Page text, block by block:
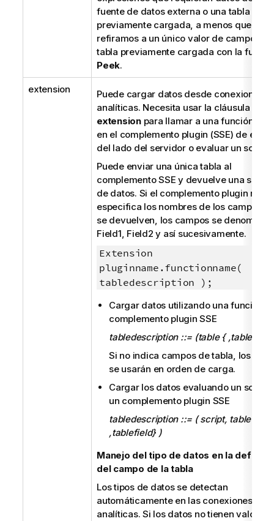
fuente de datos externa o una tabla
previamente cargada, a menos que nos
refiramos a un único valor de campo de
tabla previamente cargada con la
Peek.
extension
Puede cargar datos desde conexiones
analíticas. Necesita usar la cláusula
extensionpara llamar a una función
en el complemento plugin (SSE) de
del lado del servidor o evaluar un script.
Puede enviar una única tabla al
complemento SSE y devuelve una sola
de datos. Si el complemento plugin no
especifica los nombres de los campos
se devuelven, los campos se
Field1, Field2 y así sucesivamente.
Extension
pluginname.functionname(
tabledescription );
Cargar datos utilizando una función
complemento plugin SSE
tabledescription ::= (table {
Si no indica campos de tabla, los
se usarán en orden de carga.
Cargar los datos evaluando un script
un complemento plugin SSE
tabledescription ::= ( script, table {
,tablefield} )
Manejo del tipo de datos en la
del campo de la tabla
Los tipos de datos se detectan
automáticamente en las conexiones
analíticas. Si los datos no tienen valores